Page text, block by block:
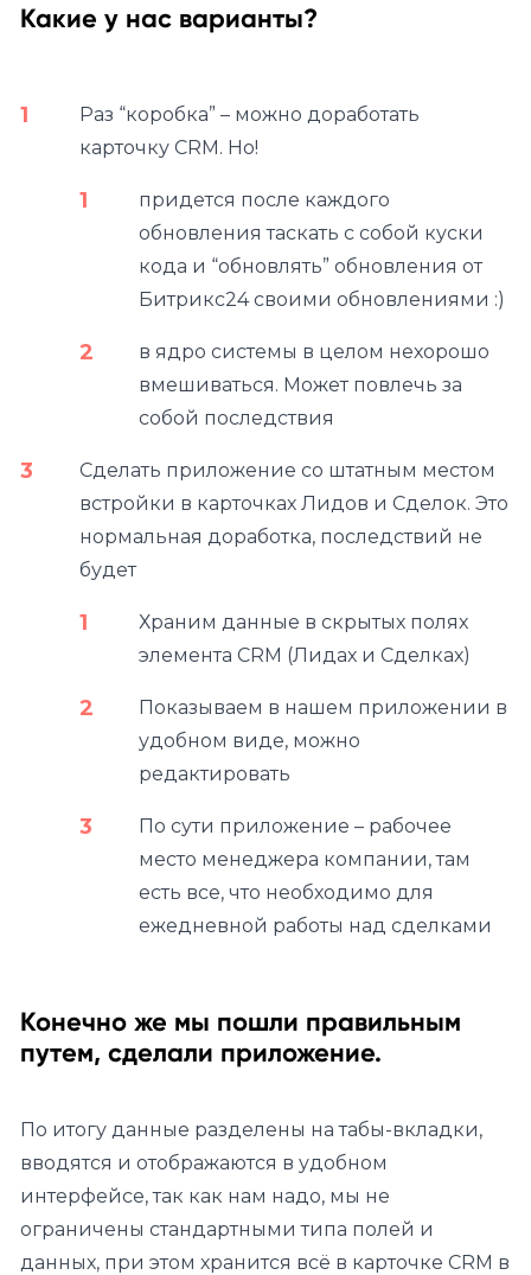
Какие у нас варианты?
Раз “коробка” – можно доработать
карточку CRM. Но!
придется после каждого
обновления таскать с собой куски
кода и “обновлять” обновления от
Битрикс24 своими обновлениями :)
в ядро системы в целом нехорошо
вмешиваться. Может повлечь за
собой последствия
Сделать приложение со штатным местом
встройки в карточках Лидов и Сделок. Это
нормальная доработка, последствий не
будет
Храним данные в скрытых полях
элемента CRM (Лидах и Сделках)
Показываем в нашем приложении в
удобном виде, можно
редактировать
По сути приложение – рабочее
место менеджера компании, там
есть все, что необходимо для
ежедневной работы над сделками
Конечно же мы пошли правильным
путем, сделали приложение.
По итогу данные разделены на табы-вкладки,
вводятся и отображаются в удобном
интерфейсе, так как нам надо, мы не
ограничены стандартными типа полей и
данных, при этом хранится всё в карточке CRM в